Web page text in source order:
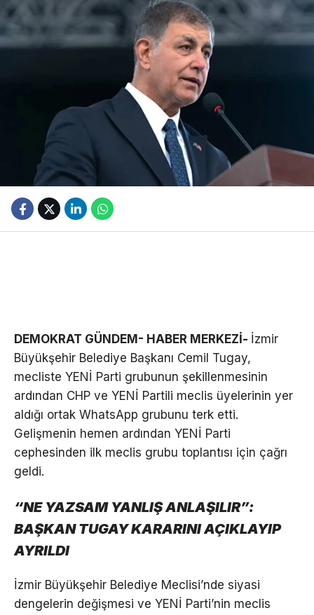
DEMOKRAT GÜNDEM- HABER MERKEZİ- İzmir
Büyükşehir Belediye Başkanı Cemil Tugay,
mecliste YENİ Parti grubunun şekillenmesinin
ardından CHP ve YENİ Partili meclis üyelerinin yer
aldığı ortak WhatsApp grubunu terk etti.
Gelişmenin hemen ardından YENİ Parti
cephesinden ilk meclis grubu toplantısı için çağrı
geldi.
“NE YAZSAM YANLIŞ ANLAŞILIR”:
BAŞKAN TUGAY KARARINI AÇIKLAYIP
AYRILDI
İzmir Büyükşehir Belediye Meclisi’nde siyasi
dengelerin değişmesi ve YENİ Parti’nin meclis